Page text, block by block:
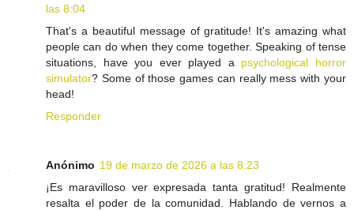
las 8:04
That's a beautiful message of gratitude! It's amazing what
people can do when they come together. Speaking of tense
situations, have you ever played a psychological horror
simulator? Some of those games can really mess with your
head!
Responder
Anónimo 19 de marzo de 2026 a las 8:23
¡Es maravilloso ver expresada tanta gratitud! Realmente
resalta el poder de la comunidad. Hablando de vernos a